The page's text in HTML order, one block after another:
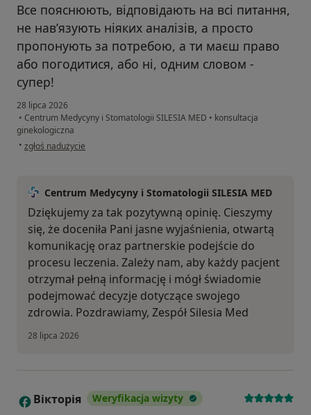
Все пояснюють, відповідають на всі питання,
не навʼязують ніяких аналізів, а просто
пропонують за потребою, а ти маєш право
або погодитися, або ні, одним словом -
супер!
28 lipca 2026
• Centrum Medycyny i Stomatologii SILESIA MED • konsultacja
ginekologiczna
• w opinii użytkownika Mariia
zgłoś nadużycie
Centrum Medycyny i Stomatologii SILESIA MED
Dziękujemy za tak pozytywną opinię. Cieszymy
się, że doceniła Pani jasne wyjaśnienia, otwartą
komunikację oraz partnerskie podejście do
procesu leczenia. Zależy nam, aby każdy pacjent
otrzymał pełną informację i mógł świadomie
podejmować decyzje dotyczące swojego
zdrowia. Pozdrawiamy, Zespół Silesia Med
28 lipca 2026
В Вікторія Weryfikacja wizyty